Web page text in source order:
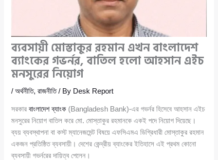
ব্যবসায়ী মোস্তাকুর রহমান এখন বাংলাদেশ
ব্যাংকের গভর্নর, বাতিল হলো আহসান এইচ
মনসুরের নিয়োগ
/অর্থনীতি,রাজনীতি/ By Desk Report
সরকারবাংলাদেশ ব্যাংক (Bangladesh Bank)-এর গভর্নর হিসেবে আহসান এইচ
মনসুরের নিয়োগ বাতিল করে মো. মোস্তাকুর রহমানকে একই পদে নিয়োগ দিয়েছে।
ব্যয় ব্যবস্থাপনা বা কস্ট ম্যানেজমেন্ট বিষয়ে এফসিএমএ ডিগ্রিধারী মোস্তাকুর রহমান
একজন প্রতিষ্ঠিত ব্যবসায়ী। দেশের কেন্দ্রীয় ব্যাংকের ইতিহাসে এই প্রথম কোনো
ব্যবসায়ী গভর্নরের দায়িত্ব পেলেন।